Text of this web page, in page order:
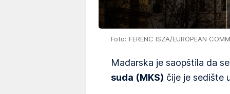
Foto: FERENC ISZA/EUROPEAN
Mađarska je saopštila da
suda (MKS) čije je sedište